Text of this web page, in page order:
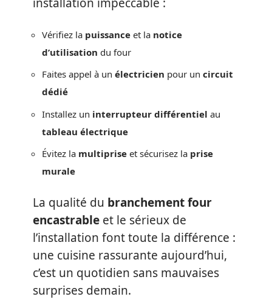
Vérifiez la puissance et la notice
d’utilisation du four
Faites appel à un électricien pour un circuit
dédié
Installez un interrupteur différentiel au
tableau électrique
Évitez la multiprise et sécurisez la prise
murale
La qualité du branchement four
encastrable et le sérieux de
l’installation font toute la différence :
une cuisine rassurante aujourd’hui,
c’est un quotidien sans mauvaises
surprises demain.